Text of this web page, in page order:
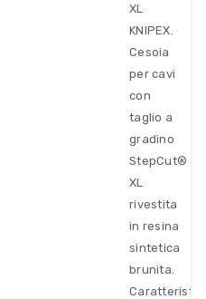
XL
KNIPEX.
Cesoia
per cavi
con
taglio a
gradino
StepCut®
XL
rivestita
in resina
sintetica
brunita.